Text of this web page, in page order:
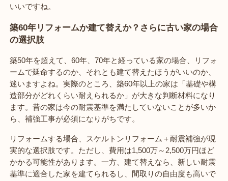
いいですね。
築60年リフォームか建て替えか？さらに古い家の場合
の選択肢
築50年を超えて、60年、70年と経っている家の場合、リフォ
ームで延命するのか、それとも建て替えたほうがいいのか、
迷いますよね。実際のところ、築60年以上の家は「基礎や構
造部分がどれくらい耐えられるか」が大きな判断材料になり
ます。昔の家は今の耐震基準を満たしていないことが多いか
ら、補強工事が必須になりがちです。
リフォームする場合、スケルトンリフォーム＋耐震補強が現
実的な選択肢です。ただし、費用は1,500万～2,500万円ほど
かかる可能性があります。一方、建て替えなら、新しい耐震
基準に適合した家を建てられるし、間取りの自由度も高いで